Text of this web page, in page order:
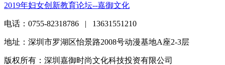
2019年妇女创新教育论坛--嘉御文化
电话：0755-82318786 | 13631551210
地址：深圳市罗湖区怡景路2008号动漫基地A座2-3层
版权所有：深圳嘉御时尚文化科技投资有限公司